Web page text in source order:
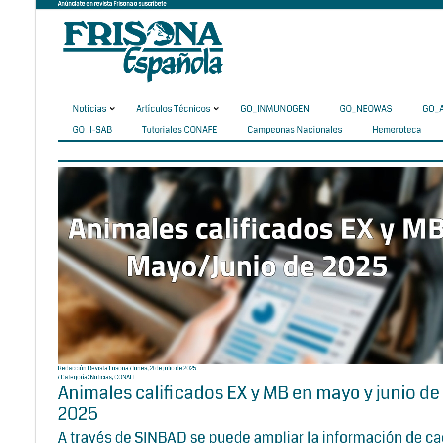
Anúnciate en revista Frisona o suscríbete
Noticias Artículos Técnicos GO_INMUNOGEN GO_NEOWAS
GO_I-SAB
Tutoriales CONAFE Campeonas Nacionales Hemeroteca
Redacción Revista Frisona/ lunes, 21 de julio de 2025
/ Categoría:Noticias,CONAFE
Animales calificados EX y MB en mayo y junio de
2025
A través de SINBAD se puede ampliar la información de